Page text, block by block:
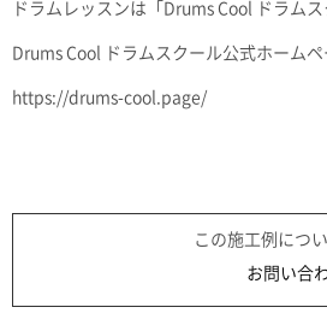
ドラムレッスンは「Drums Cool ドラム
Drums Cool ドラムスクール公式ホームペ
https://drums-cool.page/
この施工例につ
お問い合